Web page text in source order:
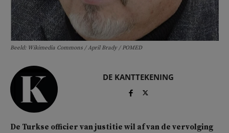
Beeld: Wikimedia Commons / April Brady / POMED
DE KANTTEKENING
De Turkse officier van justitie wil af van de vervolging